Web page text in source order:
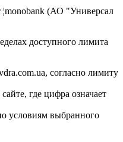
¦monobank (АО "Универсал
доступного лимита
согласно лимиту
где цифра означает
условиям выбранного